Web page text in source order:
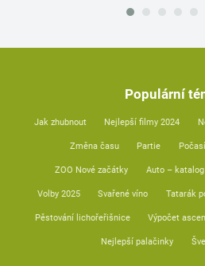
Populární
Jak zhubnout Nejlepší filmy 2024
Změna času Partie Počasí
ZOO Nové začátky Auto – katalog
Volby 2025 Svařené víno Tatarák
Pěstování lichořeřišnice Výpočet
Nejlepší palačinky